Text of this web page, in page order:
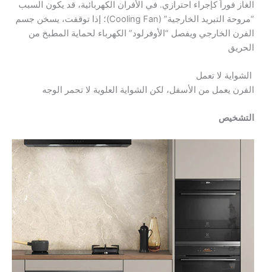
الغاز فوراً كإجراء احترازي. في الأفران الكهربائية، قد يكون السبب
“مروحة التبريد الخارجية” (Cooling Fan)؛ إذا توقفت، يسخن جسم
الفرن الخارجي ويفصل “الأوفرلود” الكهرباء لحماية المطبخ من
الحريق
الشواية لا تعمل
الفرن يعمل من الأسفل، لكن الشواية العلوية لا تحمر الوجه
التشخيص